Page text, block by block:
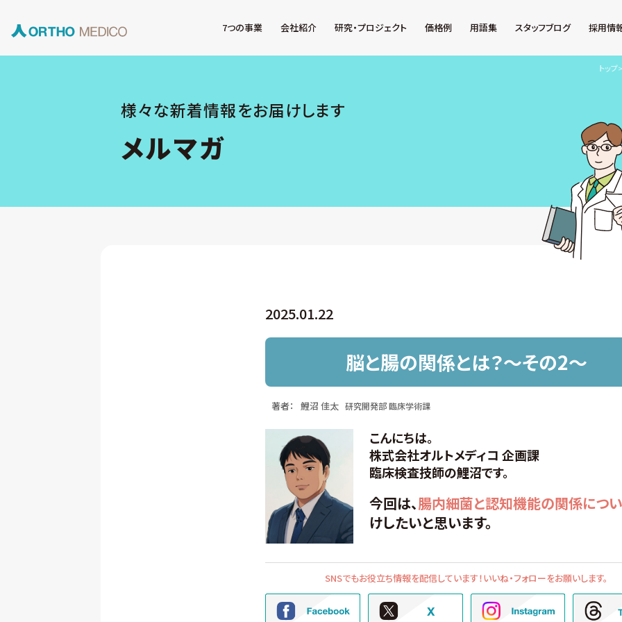
7つの事業 会社紹介 研究・プロジェクト 価格例 用語集 スタッフブログ 採用情
トップ>
様々な新着情報をお届けします
メルマガ
2025.01.22
脳と腸の関係とは？～その2～
著者： 鯉沼 佳太 研究開発部 臨床学術課
こんにちは。
株式会社オルトメディコ 企画課
臨床検査技師の鯉沼です。
今回は、腸内細菌と認知機能の関係につ
けしたいと思います。
SNSでもお役立ち情報を配信しています！いいね・フォローをお願いします。